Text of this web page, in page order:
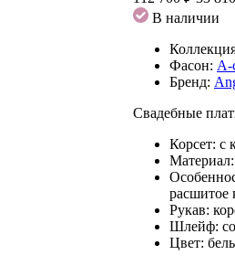
В наличии
Фасон: А-
Бренд:
Свадебные
Корсет: с
Материал:
расшитое
Рукав:
Шлейф:
Цвет: